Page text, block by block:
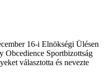
16-i Elnökségi Ülésen
Obcedience Sportbizottság
választotta és nevezte